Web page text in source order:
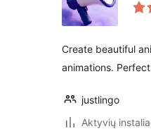
Create beautiful
animations.
justlingo
Aktyvių